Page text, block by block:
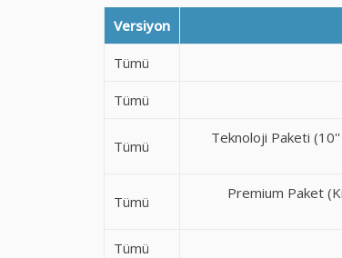
Versiyon
Tümü
Tümü
Tümü
Teknoloji Paketi
Tümü
Premium Paket
Tümü